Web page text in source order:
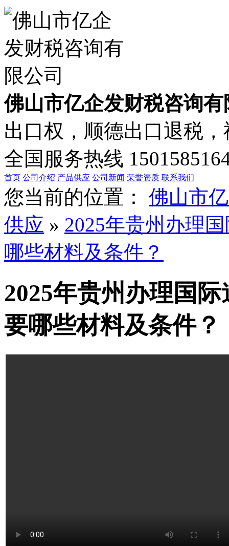
佛山市亿企发财税咨询有
出口权，顺德出口退税
全国服务热线
首页 公司介绍 产品供应 公司新闻 荣誉资质 联系我们
您当前的位置：
佛山市
供应 » 2025年贵州办理
哪些材料及条件？
2025年贵州办理国
要哪些材料及条件？